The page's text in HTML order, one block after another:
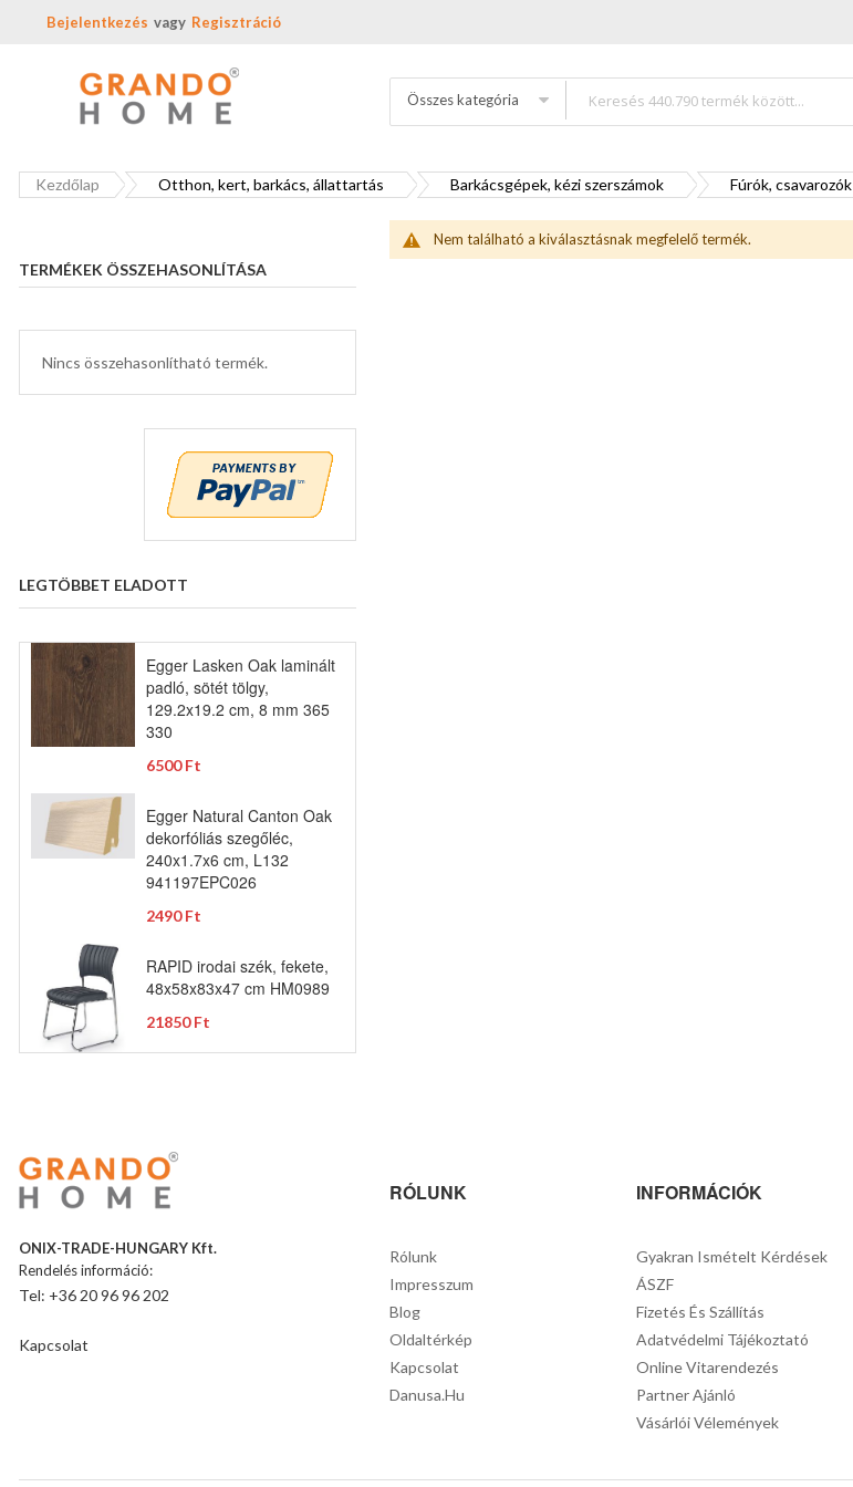
Bejelentkezés Regisztráció
Összes kategória
Kezdőlap Otthon, kert, barkács, állattartás Barkácsgépek, kézi szerszámok Fúrók, csavarozók
Nem található a kiválasztásnak megfelelő termék.
TERMÉKEK ÖSSZEHASONLÍTÁSA
Nincs összehasonlítható termék.
LEGTÖBBET ELADOTT
Egger Lasken Oak laminált
padló, sötét tölgy,
129.2x19.2 cm, 8 mm 365
330
6500 Ft
Egger Natural Canton Oak
dekorfóliás szegőléc,
240x1.7x6 cm, L132
941197EPC026
2490 Ft
RAPID irodai szék, fekete,
48x58x83x47 cm HM0989
21850 Ft
ONIX-TRADE-HUNGARY Kft.
Rendelés információ:
Tel: +36 20 96 96 202
Kapcsolat
RÓLUNK
Rólunk
Impresszum
Blog
Oldaltérkép
Kapcsolat
Danusa.hu
INFORMÁCIÓK
Gyakran Ismételt Kérdések
ÁSZF
Fizetés És Szállítás
Adatvédelmi Tájékoztató
Online Vitarendezés
Partner Ajánló
Vásárlói Vélemények